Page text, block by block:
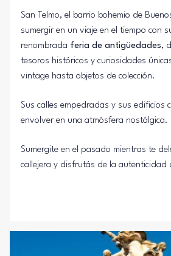
San Telmo, el barrio bohemio de
sumergir en un viaje en el tiempo con
renombrada feria de antigüedades,
tesoros históricos y curiosidades
vintage hasta objetos de colección.
Sus calles empedradas y sus edificios
envolver en una atmósfera nostálgica.
Sumergite en el pasado mientras te
callejera y disfrutás de la autenticidad